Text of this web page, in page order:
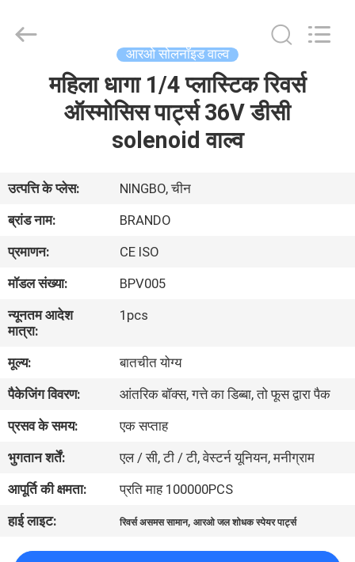
हमारे
बारे
में
कारखाने
का
गुणवत्ता
नियंत्रण
हमसे
संपर्क
करें
आरओ सोलनॉइड वाल्व
महिला धागा 1/4 प्लास्टिक रिवर्स
ऑस्मोसिस पार्ट्स 36V डीसी
solenoid वाल्व
उत्पत्ति के प्लेस:
NINGBO, चीन
ब्रांड नाम:
BRANDO
प्रमाणन:
CE ISO
मॉडल संख्या:
BPV005
न्यूनतम आदेश
मात्रा:
1pcs
मूल्य:
बातचीत योग्य
पैकेजिंग विवरण:
आंतरिक बॉक्स, गत्ते का डिब्बा, तो फूस द्वारा पैक
प्रसव के समय:
एक सप्ताह
भुगतान शर्तें:
एल / सी, टी / टी, वेस्टर्न यूनियन, मनीग्राम
आपूर्ति की क्षमता:
प्रति माह 100000PCS
हाई लाइट:
रिवर्स असमस सामान,आरओ जल शोधक स्पेयर पार्ट्स